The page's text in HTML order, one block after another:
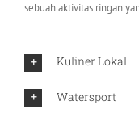
sebuah aktivitas ringan
Kuliner Lokal
Watersport